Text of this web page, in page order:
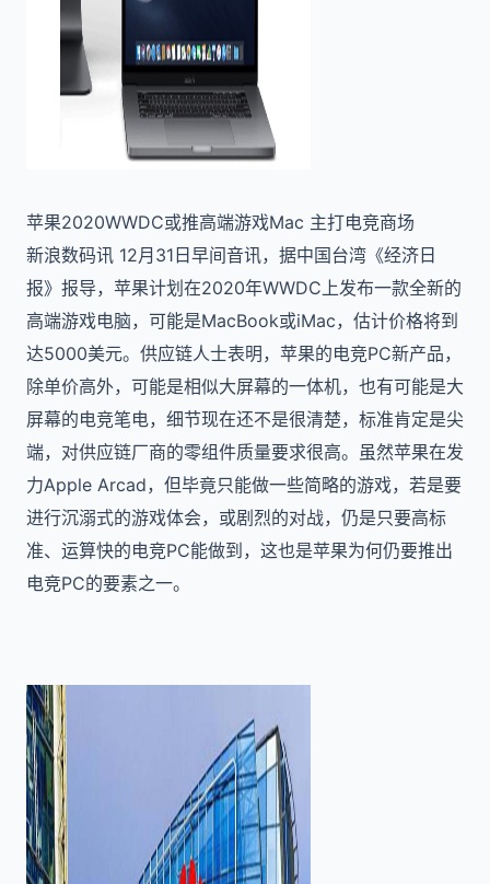
苹果2020WWDC或推高端游戏Mac 主打电竞商场
新浪数码讯 12月31日早间音讯，据中国台湾《经济日
报》报导，苹果计划在2020年WWDC上发布一款全新的
高端游戏电脑，可能是MacBook或iMac，估计价格将到
达5000美元。供应链人士表明，苹果的电竞PC新产品，
除单价高外，可能是相似大屏幕的一体机，也有可能是大
屏幕的电竞笔电，细节现在还不是很清楚，标准肯定是尖
端，对供应链厂商的零组件质量要求很高。虽然苹果在发
力Apple Arcad，但毕竟只能做一些简略的游戏，若是要
进行沉溺式的游戏体会，或剧烈的对战，仍是只要高标
准、运算快的电竞PC能做到，这也是苹果为何仍要推出
电竞PC的要素之一。